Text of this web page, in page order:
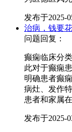
发布于2025-
治病，钱要
问题回复：
癫痫临床分
此对于癫痫
明确患者癫
病灶、发作
患者和家属
发布于2025-